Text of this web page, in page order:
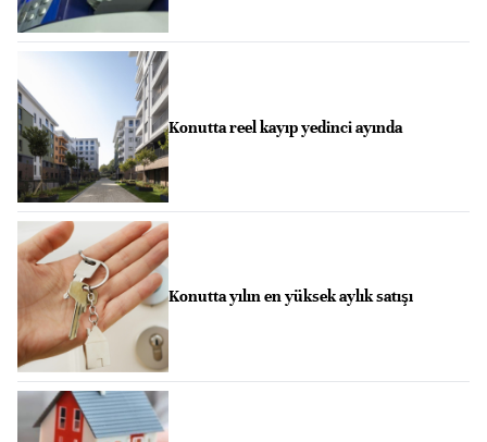
Konutta reel kayıp yedinci ayında
Konutta yılın en yüksek aylık satışı